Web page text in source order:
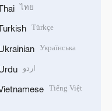
ไทย
Türkçe
Українська
اردو
Tiếng Việt